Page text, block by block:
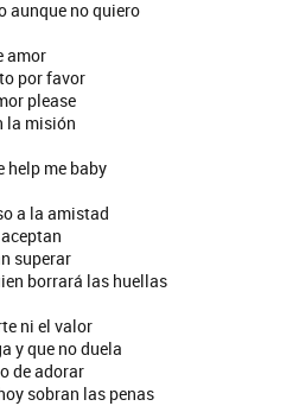
aunque no quiero
amor
por favor
please
la misión
help me baby
a la amistad
superar
borrará las huellas
ni el valor
y que no duela
de adorar
sobran las penas